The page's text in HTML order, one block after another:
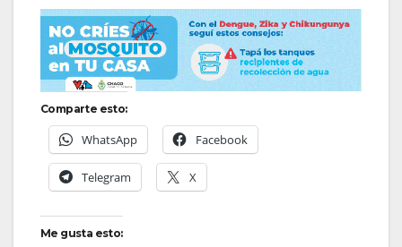
Comparte esto:
WhatsApp Facebook
Telegram X
Me gusta esto: